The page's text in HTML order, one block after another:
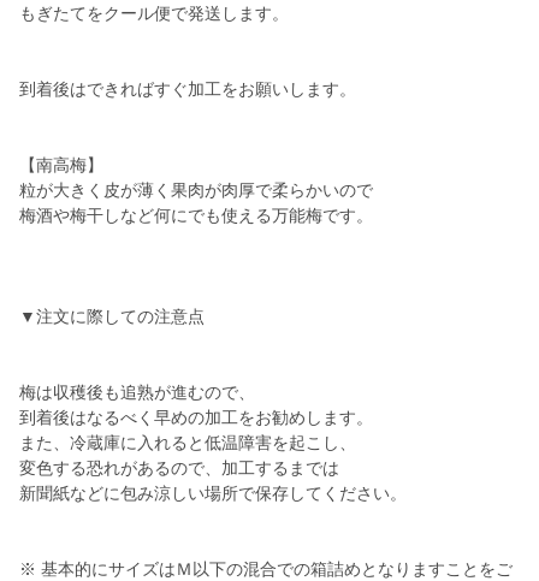
もぎたてをクール便で発送します。
到着後はできればすぐ加工をお願いします。
【南高梅】
粒が大きく皮が薄く果肉が肉厚で柔らかいので
梅酒や梅干しなど何にでも使える万能梅です。
▼注文に際しての注意点
梅は収穫後も追熟が進むので、
到着後はなるべく早めの加工をお勧めします。
また、冷蔵庫に入れると低温障害を起こし、
変色する恐れがあるので、加工するまでは
新聞紙などに包み涼しい場所で保存してください。
※ 基本的にサイズはＭ以下の混合での箱詰めとなりますことをご